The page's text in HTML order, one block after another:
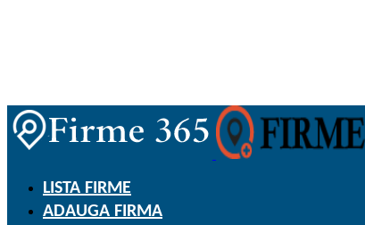
LISTA FIRME
ADAUGA FIRMA